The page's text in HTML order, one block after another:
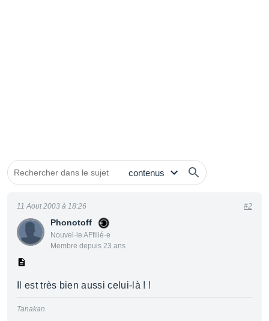
Phonotoff
Nouvel·le AFfilié·e
Membre depuis 23 ans
11 Aout 2003 à 18:26 #2
Il est très bien aussi celui-là ! !
Tanakan